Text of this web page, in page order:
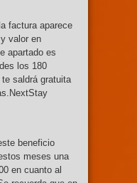
factura aparece
valor en
apartado es
los 180
saldrá gratuita
beneficio
meses una
en cuanto al